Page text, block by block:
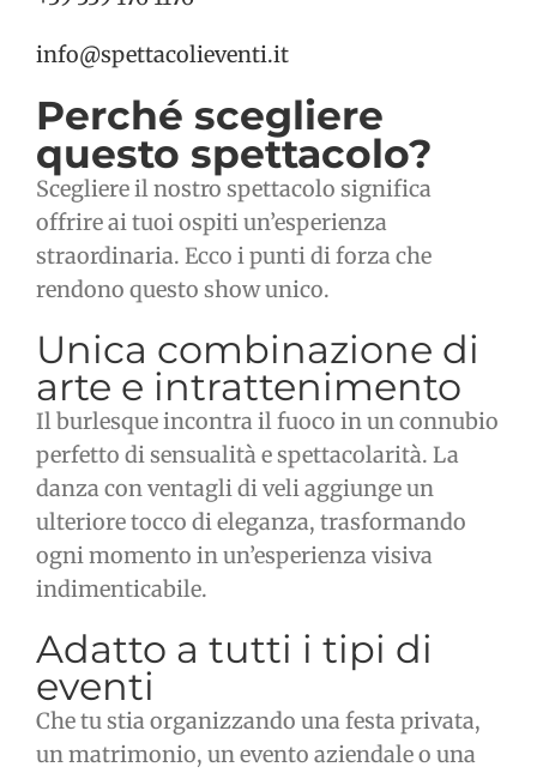
info@spettacolieventi.it
Perché scegliere
questo spettacolo?
Scegliere il nostro spettacolo significa
offrire ai tuoi ospiti un’esperienza
straordinaria. Ecco i punti di forza che
rendono questo show unico.
Unica combinazione di
arte e intrattenimento
Il burlesque incontra il fuoco in un connubio
perfetto di sensualità e spettacolarità. La
danza con ventagli di veli aggiunge un
ulteriore tocco di eleganza, trasformando
ogni momento in un’esperienza visiva
indimenticabile.
Adatto a tutti i tipi di
eventi
Che tu stia organizzando una festa privata,
un matrimonio, un evento aziendale o una